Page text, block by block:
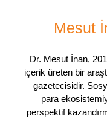
Mesut
Dr. Mesut İnan,
içerik üreten bir
gazetecisidir.
para
perspektif